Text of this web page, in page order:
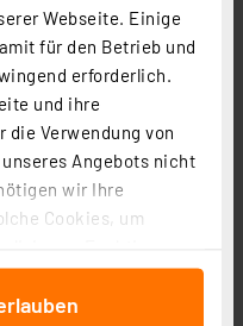
Webseite. Einige
für den Betrieb und
erforderlich.
und ihre
die Verwendung von
Angebots nicht
wir Ihre
Cookies, um
und die Zugriffe
Außerdem geben
anthrazit,
164.58 CHF
zu Versandkosten